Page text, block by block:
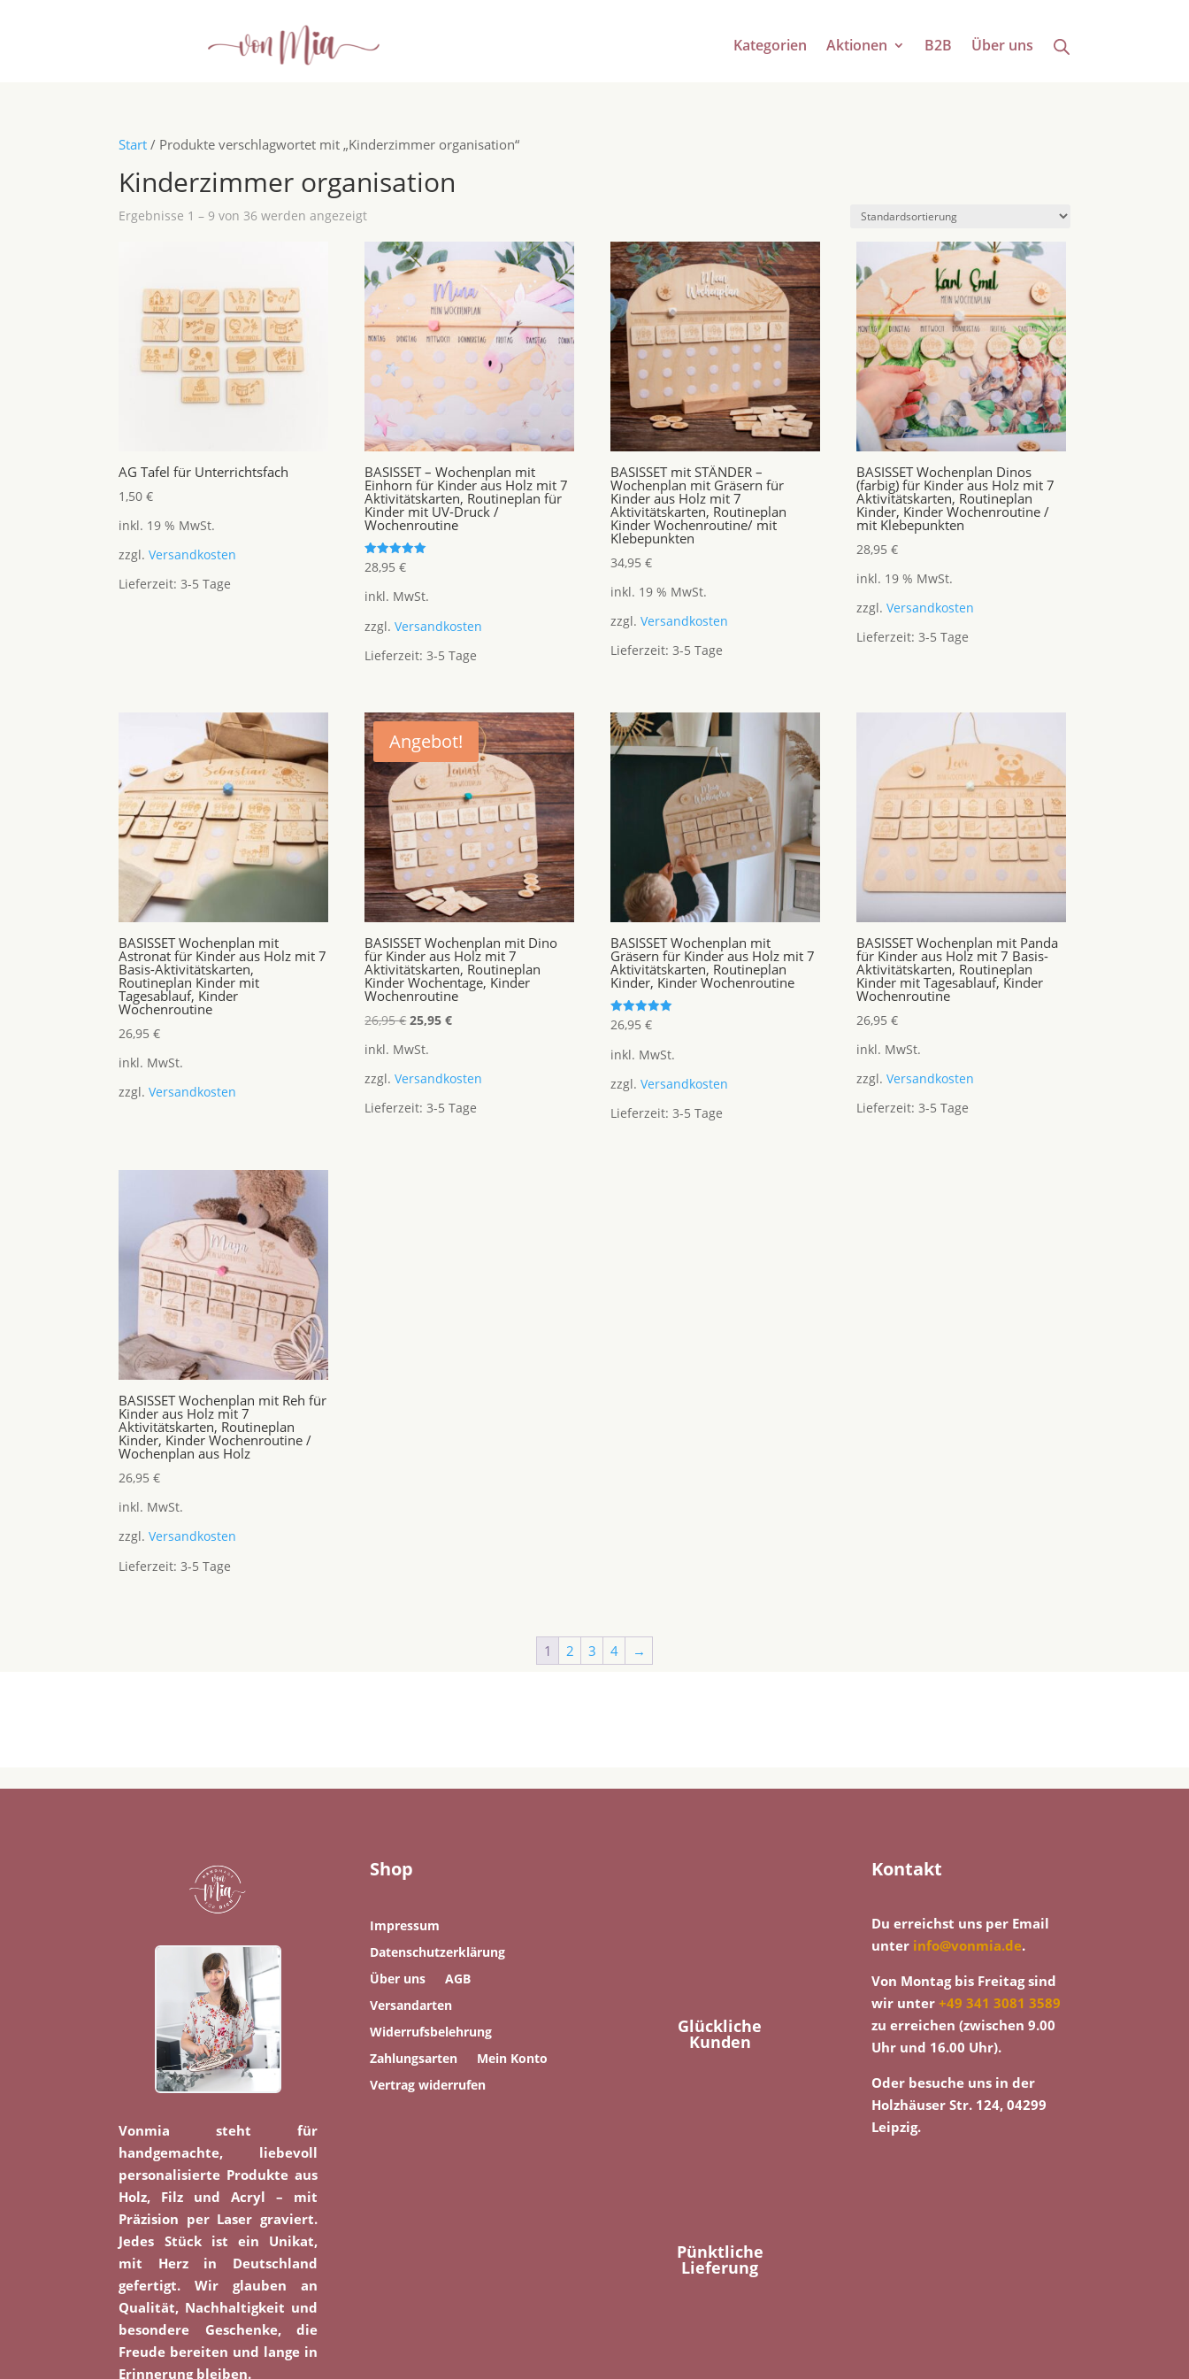
Kategorien Aktionen B2B Über uns
Start / Produkte verschlagwortet mit „Kinderzimmer organisation“
Kinderzimmer organisation
Ergebnisse 1 – 9 von 36 werden angezeigt
AG Tafel für Unterrichtsfach
1,50€
inkl. 19 % MwSt.
zzgl.Versandkosten
Lieferzeit:3-5 Tage
BASISSET – Wochenplan mit
Einhorn für Kinder aus Holz mit 7
Aktivitätskarten, Routineplan für
Kinder mit UV-Druck /
Wochenroutine
Bewertet
mit
von 5
28,95€
inkl. MwSt.
zzgl.Versandkosten
Lieferzeit:3-5 Tage
BASISSET mit STÄNDER –
Wochenplan mit Gräsern für
Kinder aus Holz mit 7
Aktivitätskarten, Routineplan
Kinder Wochenroutine/ mit
Klebepunkten
34,95€
inkl. 19 % MwSt.
zzgl.Versandkosten
Lieferzeit:3-5 Tage
BASISSET Wochenplan Dinos
(farbig) für Kinder aus Holz mit 7
Aktivitätskarten, Routineplan
Kinder, Kinder Wochenroutine /
mit Klebepunkten
28,95€
inkl. 19 % MwSt.
zzgl.Versandkosten
Lieferzeit:3-5 Tage
BASISSET Wochenplan mit
Astronat für Kinder aus Holz mit 7
Basis-Aktivitätskarten,
Routineplan Kinder mit
Tagesablauf, Kinder
Wochenroutine
26,95€
inkl. MwSt.
zzgl.Versandkosten
Angebot!
BASISSET Wochenplan mit Dino
für Kinder aus Holz mit 7
Aktivitätskarten, Routineplan
Kinder Wochentage, Kinder
Wochenroutine
26,95€Ursprünglicher
war:
26,95 €
25,95€Aktueller
25,95 €.
inkl. MwSt.
zzgl.Versandkosten
Lieferzeit:3-5 Tage
BASISSET Wochenplan mit
Gräsern für Kinder aus Holz mit 7
Aktivitätskarten, Routineplan
Kinder, Kinder Wochenroutine
Bewertet
mit
von 5
26,95€
inkl. MwSt.
zzgl.Versandkosten
Lieferzeit:3-5 Tage
BASISSET Wochenplan mit Panda
für Kinder aus Holz mit 7 Basis-
Aktivitätskarten, Routineplan
Kinder mit Tagesablauf, Kinder
Wochenroutine
26,95€
inkl. MwSt.
zzgl.Versandkosten
Lieferzeit:3-5 Tage
BASISSET Wochenplan mit Reh für
Kinder aus Holz mit 7
Aktivitätskarten, Routineplan
Kinder, Kinder Wochenroutine /
Wochenplan aus Holz
26,95€
inkl. MwSt.
zzgl.Versandkosten
Lieferzeit:3-5 Tage
1 2 3 4 →
Vonmia steht für
handgemachte, liebevoll
personalisierte Produkte aus
Holz, Filz und Acryl – mit
Präzision per Laser graviert.
Jedes Stück ist ein Unikat,
mit Herz in Deutschland
gefertigt. Wir glauben an
Qualität, Nachhaltigkeit und
besondere Geschenke, die
Freude bereiten und lange in
Erinnerung bleiben.
Shop
Impressum
Datenschutzerklärung
Über uns
AGB
Versandarten
Widerrufsbelehrung
Zahlungsarten
Mein Konto
Vertrag widerrufen
Glückliche
Kunden
Pünktliche
Lieferung
Kontakt
Du erreichst uns per Email
unter info@vonmia.de.
Von Montag bis Freitag sind
wir unter+49 341 3081 3589
zu erreichen (zwischen 9.00
Uhr und 16.00 Uhr).
Oder besuche uns in der
Holzhäuser Str. 124, 04299
Leipzig.